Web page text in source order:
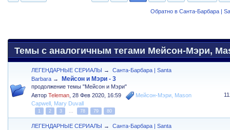
Обратно в Санта-Барбара |
Темы с аналогичным тегами Мейсон-Мэри,
ЛЕГЕНДАРНЫЕ СЕРИАЛЫ →
Санта-Барбара | Santa
Barbara → Мейсон и Мэри - 3
продолжение темы "Мейсон и Мэри"
АвторTeleman ,28 Фев 2020, 16:59 Мейсон-Мэри Mason
Capwell , Mary Duvall
1 2 3 ... 78 79 80
ЛЕГЕНДАРНЫЕ СЕРИАЛЫ →
Санта-Барбара | Santa